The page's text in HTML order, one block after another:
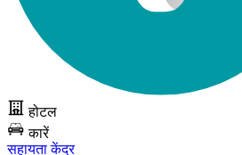
होटल
कारें
सहायता केंद्र